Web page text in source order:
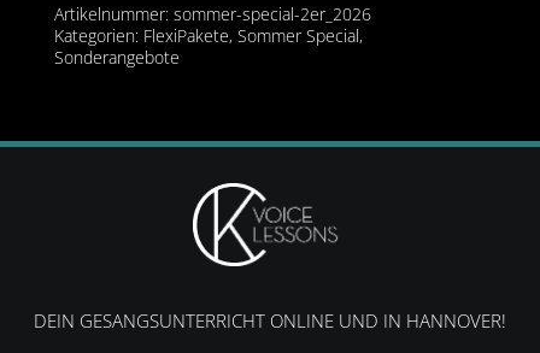
Artikelnummer: sommer-special-2er_2026
Kategorien: FlexiPakete, Sommer Special,
Sonderangebote
DEIN GESANGSUNTERRICHT ONLINE UND IN HANNOVER!